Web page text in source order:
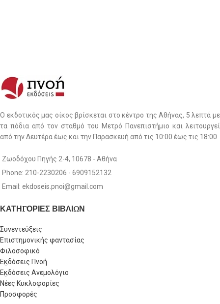
Ο εκδοτικός μας οίκος βρίσκεται στο κέντρο της Αθήνας, 5 λεπτά με
τα πόδια από τον σταθμό του Μετρό Πανεπιστήμιο και λειτουργεί
από την Δευτέρα έως και την Παρασκευή από τις 10:00 έως τις 18:00
Ζωοδόχου Πηγής 2-4, 10678 - Αθήνα
Phone: 210-2230206 - 6909152132
Email: ekdoseis.pnoi@gmail.com
ΚΑΤΗΓΟΡΙΕΣ ΒΙΒΛΙΩΝ
Συνεντεύξεις
Επιστημονικής φαντασίας
Φιλοσοφικό
Εκδόσεις Πνοή
Εκδόσεις Ανεμολόγιο
Νέες Κυκλοφορίες
Προσφορές